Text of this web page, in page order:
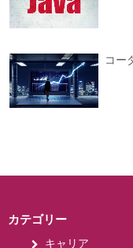
コー
カテゴリー
キャリア